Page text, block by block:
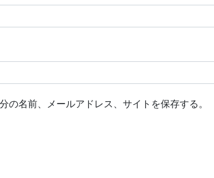
の名前、メールアドレス、サイトを保存する。